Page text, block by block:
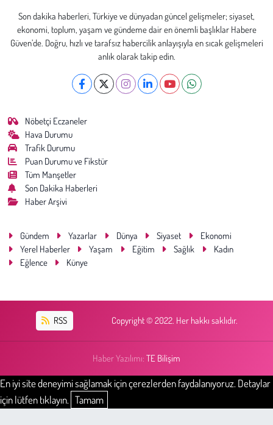
Son dakika haberleri, Türkiye ve dünyadan güncel gelişmeler; siyaset,
ekonomi, toplum, yaşam ve gündeme dair en önemli başlıklar Habere
Güven’de. Doğru, hızlı ve tarafsız habercilik anlayışıyla en sıcak gelişmeleri
anlık olarak takip edin.
Nöbetçi Eczaneler
Hava Durumu
Trafik Durumu
Puan Durumu ve Fikstür
Tüm Manşetler
Son Dakika Haberleri
Haber Arşivi
Gündem Yazarlar Dünya Siyaset
Ekonomi
Yerel Haberler
Yaşam Eğitim Sağlık
Kadın
Eğlence
Künye
RSS Copyright © 2022. Her hakkı saklıdır.
Haber Yazılımı: TE Bilişim
En iyi site deneyimi sağlamak için çerezlerden faydalanıyoruz. Detaylar
için lütfen tıklayın. Tamam